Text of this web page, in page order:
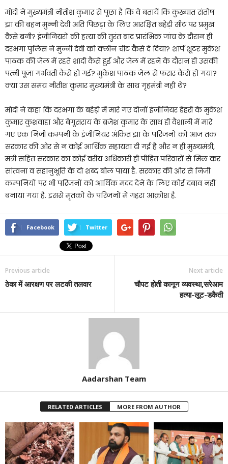
मोदी ने मुख्यमंत्री नीतीश कुमार से पूछा है कि वे बतायें कि कुख्यात संतोष
झा की बहन मुन्नी देवी अति पिछड़ा के लिए आरक्षित बहेड़ी सीट पर प्रमुख
कैसे बनी? इंजीनियरों की हत्या की तुरंत बाद प्रारंभिक जांच के दौरान ही
दरभंगा पुलिस ने मुन्नी देवी को क्लीन चीट कैसे दे दिया? शार्प शूटर मुकेश
पाठक की जेल में रहते शादी कैसे हुई और जेल में रहने के दौरान ही उसकी
पत्नी पूजा गर्भवती कैसे हो गई? मुकेश पाठक जेल से फरार कैसे हो गया?
क्या उस समय नीतीश कुमार मुख्यमंत्री के साथ गृहमंत्री नहीं थे?
मोदी ने कहा कि दरभंगा के बहेड़ी में मारे गए दोनों इंजीनियर डेहरी के मुकेश
कुमार कुशवाहा और बेगूसराय के ब्रजेश कुमार के साथ ही वैशाली में मारे
गए एक निजी कम्पनी के इंजीनियर अंकित झा के परिजनों को आज तक
सरकार की ओर से न कोई आर्थिक सहायता दी गई है और न ही मुख्यमंत्री,
मंत्री सहित सरकार का कोई वरीय अधिकारी ही पीड़ित परिवारों से मिल कर
सांत्वना व सहानुभूति के दो शब्द बोल पाया है. सरकार की ओर से निजी
कम्पनियों पर भी परिजनों को आर्थिक मदद देने के लिए कोई दबाव नहीं
बनाया गया है. इससे मृतकों के परिजनों में गहरा आक्रोश है.
Facebook Twitter
Previous article
ठेका में आरक्षण पर लटकी तलवार
Next article
चौपट होती कानून व्यवस्था,सरेआम
हत्या-लूट-डकैती
Aadarshan Team
RELATED ARTICLES MORE FROM AUTHOR